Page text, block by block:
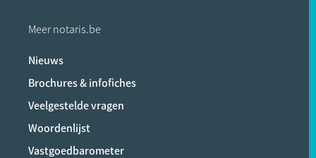
Meer notaris.be
Nieuws
Brochures & infofiches
Veelgestelde vragen
Woordenlijst
Vastgoedbarometer